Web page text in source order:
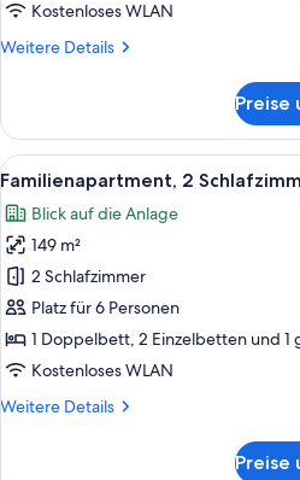
Kostenloses WLAN
Weitere Details
Weitere
2 Schlafzimmer
Preise
Alle
Fotos
für
Familienapartment,
2 Schlafzimmer
anzeigen
11
Familienapartment, 2
Blick auf die Anlage
149 m²
2 Schlafzimmer
Platz für 6 Personen
1 Doppelbett, 2 Einzelbetten und 1
Kostenloses WLAN
Weitere Details
Weitere
Preise